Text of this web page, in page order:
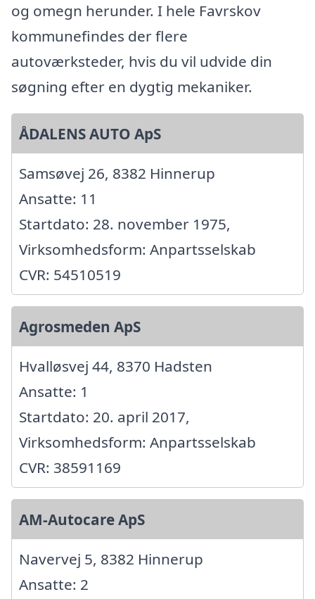
og omegn herunder. I hele Favrskov
kommunefindes der flere
autoværksteder, hvis du vil udvide din
søgning efter en dygtig mekaniker.
ÅDALENS AUTO ApS
Samsøvej 26, 8382 Hinnerup
Ansatte: 11
Startdato: 28. november 1975,
Virksomhedsform: Anpartsselskab
CVR: 54510519
Agrosmeden ApS
Hvalløsvej 44, 8370 Hadsten
Ansatte: 1
Startdato: 20. april 2017,
Virksomhedsform: Anpartsselskab
CVR: 38591169
AM-Autocare ApS
Navervej 5, 8382 Hinnerup
Ansatte: 2